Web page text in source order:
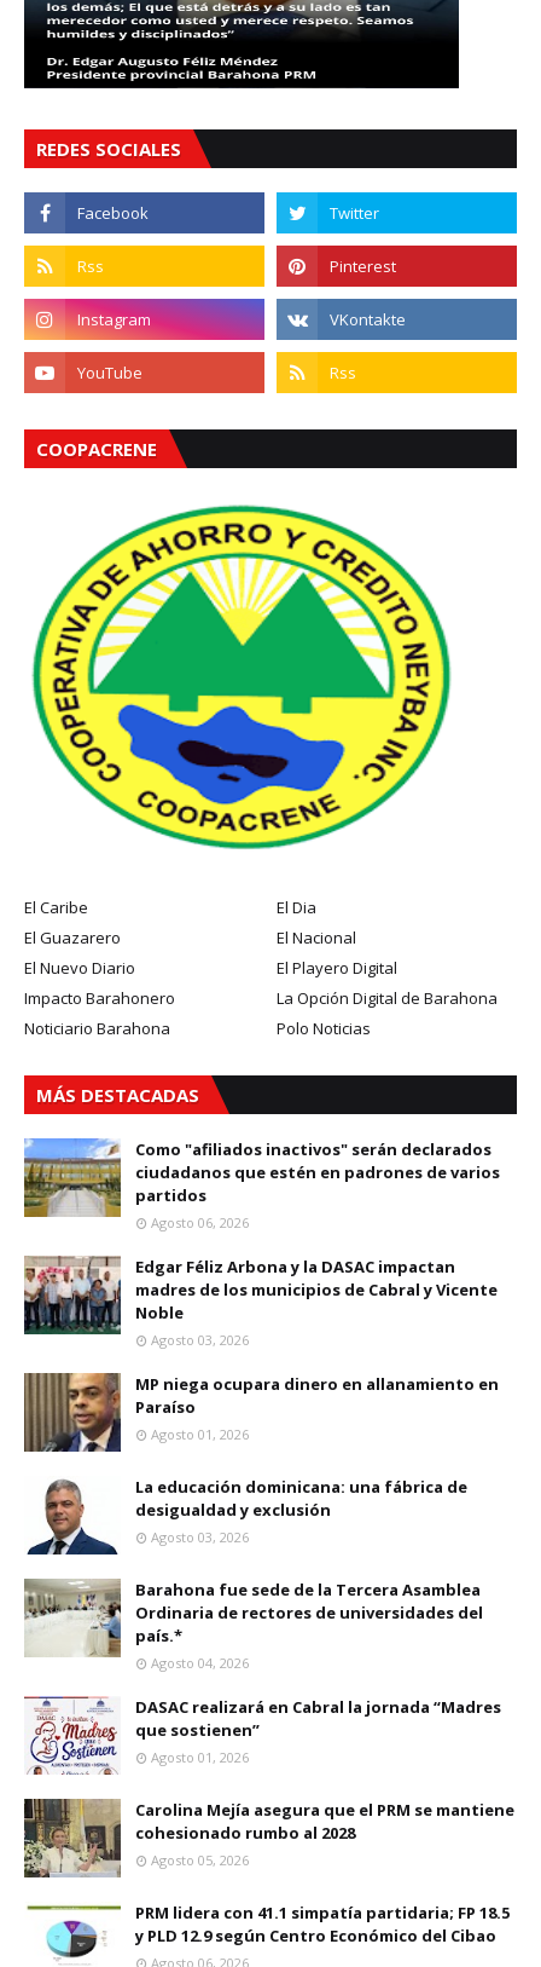
REDES SOCIALES
COOPACRENE
El Caribe
El Dia
El Guazarero
El Nacional
El Nuevo Diario
El Playero Digital
Impacto Barahonero
La Opción Digital de Barahona
Noticiario Barahona
Polo Noticias
MÁS DESTACADAS
Como "afiliados inactivos" serán declarados
ciudadanos que estén en padrones de varios
partidos
Agosto 06, 2026
Edgar Féliz Arbona y la DASAC impactan
madres de los municipios de Cabral y Vicente
Noble
Agosto 03, 2026
MP niega ocupara dinero en allanamiento en
Paraíso
Agosto 01, 2026
La educación dominicana: una fábrica de
desigualdad y exclusión
Agosto 03, 2026
Barahona fue sede de la Tercera Asamblea
Ordinaria de rectores de universidades del
país.*
Agosto 04, 2026
DASAC realizará en Cabral la jornada “Madres
que sostienen”
Agosto 01, 2026
Carolina Mejía asegura que el PRM se mantiene
cohesionado rumbo al 2028
Agosto 05, 2026
PRM lidera con 41.1 simpatía partidaria; FP 18.5
y PLD 12.9 según Centro Económico del Cibao
Agosto 06, 2026